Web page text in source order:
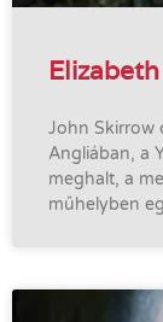
John Skirrow
Angliában, a
meghalt, a
műhelyben